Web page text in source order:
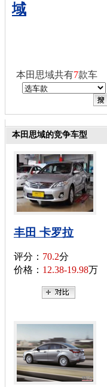
域
本田思域共有7款车
本田思域的竞争车型
丰田 卡罗拉
评分： 70.2分
价格： 12.38-19.98万